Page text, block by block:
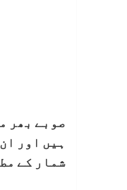
صوبے بھر
ہیں اور
شمار کے